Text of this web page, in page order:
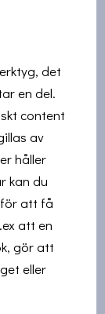
det
en del.
content
av
håller
kan du
att få
att en
gör att
eller